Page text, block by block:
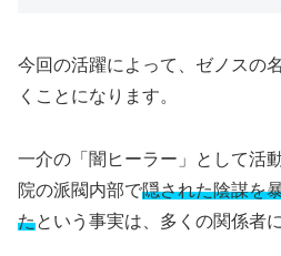
今回の活躍によって、ゼノスの
くことになります。
一介の「闇ヒーラー」として活
院の派閥内部で隠された陰謀を
たという事実は、多くの関係者